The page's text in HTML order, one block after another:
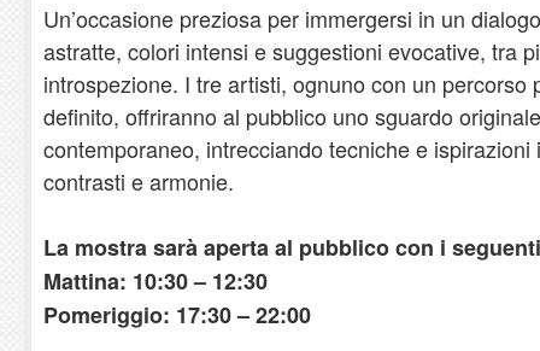
Un’occasione preziosa per immergersi in un
astratte, colori intensi e suggestioni evocative, tra
introspezione. I tre artisti, ognuno con un percorso
definito, offriranno al pubblico uno sguardo
contemporaneo, intrecciando tecniche e
contrasti e armonie.
La mostra sarà aperta al pubblico con i
Mattina: 10:30 – 12:30
Pomeriggio: 17:30 – 22:00